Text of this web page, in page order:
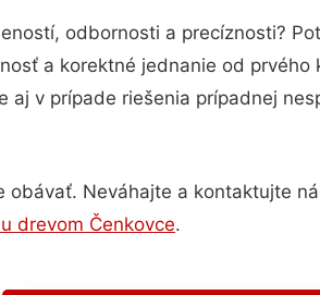
odbornosti a precíznosti?
a korektné jednanie od
v prípade riešenia prípadnej
obávať. Neváhajte a kontaktujte
drevom Čenkovce.